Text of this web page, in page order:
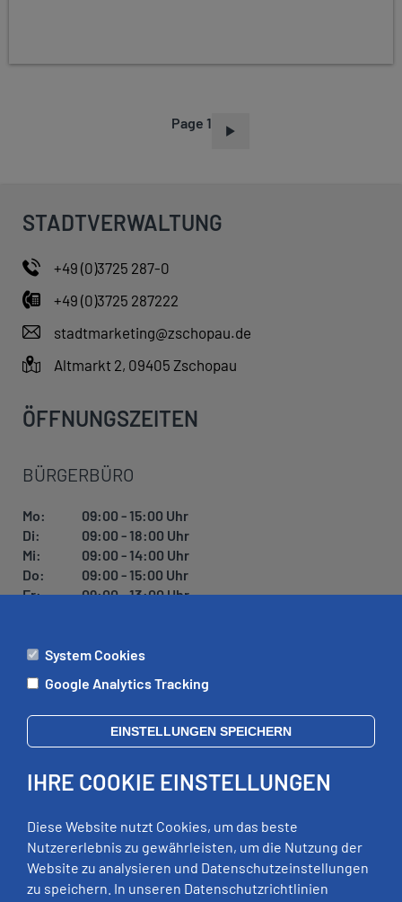
Page 1
STADTVERWALTUNG
+49 (0)3725 287-0
+49 (0)3725 287222
stadtmarketing@zschopau.de
Altmarkt 2, 09405 Zschopau
ÖFFNUNGSZEITEN
BÜRGERBÜRO
Mo:
09:00 - 15:00 Uhr
Di:
09:00 - 18:00 Uhr
Mi:
09:00 - 14:00 Uhr
Do:
09:00 - 15:00 Uhr
Fr:
09:00 - 13:00 Uhr
ÄMTER
Di:
09:00 - 12:00 Uhr, 13:00 - 18:00 Uhr
Mi:
geschlossen
Fr:
09:00 - 12:00 Uhr
RECHTLICHES
System Cookies
Google Analytics Tracking
EINSTELLUNGEN SPEICHERN
IHRE COOKIE EINSTELLUNGEN
Diese Website nutzt Cookies, um das beste
Nutzererlebnis zu gewährleisten, um die Nutzung der
Website zu analysieren und Datenschutzeinstellungen
zu speichern. In unseren Datenschutzrichtlinien